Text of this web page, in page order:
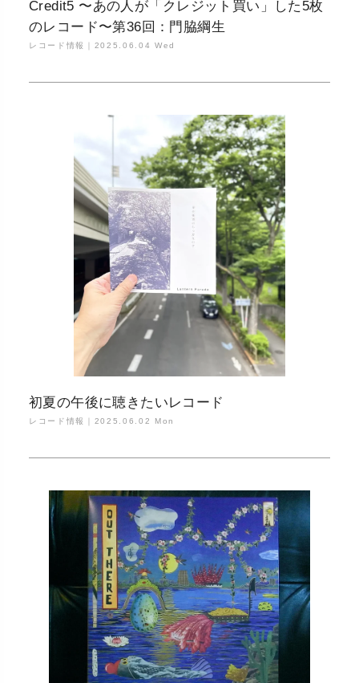
Credit5 〜あの人が「クレジット買い」した5枚
のレコード〜第36回：門脇綱生
レコード情報｜ 2025.06.04 Wed
初夏の午後に聴きたいレコード
レコード情報｜ 2025.06.02 Mon